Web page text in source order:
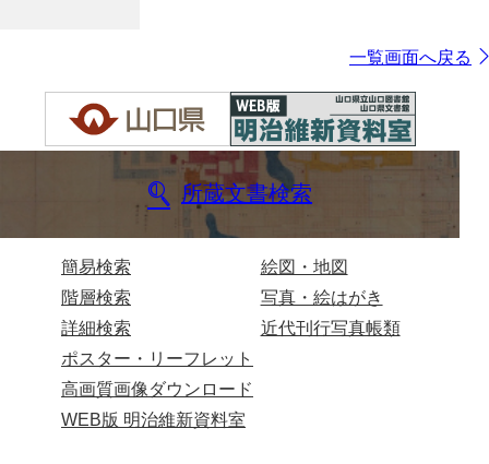
一覧画面へ戻る
所蔵文書検索
簡易検索
階層検索
詳細検索
絵図・地図
写真・絵はがき
近代刊行写真帳類
ポスター・リーフレット
高画質画像ダウンロード
WEB版 明治維新資料室